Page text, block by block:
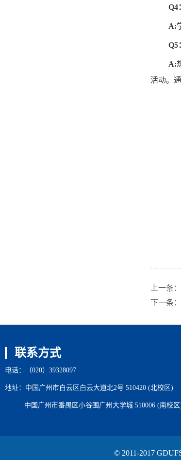
Q4
A:
Q5
A:
活动。
上一条：
下一条：
联系方式
电话：（020）39328097
地址：中国广州市白云区白云大道北2号 510420 (北校区)
中国广州市番禺区小谷围广州大学城 510006 (南校区
© 2011-2017